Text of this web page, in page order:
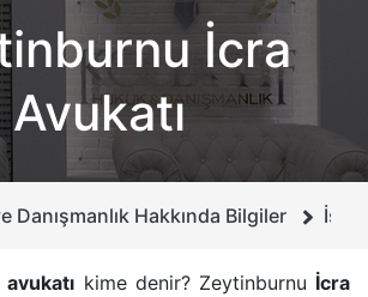
HUKUKU
SUÇU
DEĞIŞIKLIĞI DAVASI
İcra
Avukatı
Danışmanlık Hakkında Bilgiler
avukatı kime denir? Zeytinburnu İcra